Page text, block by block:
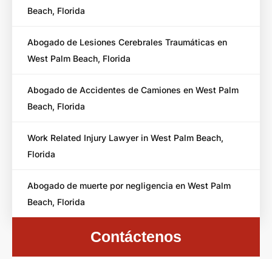
Beach, Florida
Abogado de Lesiones Cerebrales Traumáticas en
West Palm Beach, Florida
Abogado de Accidentes de Camiones en West Palm
Beach, Florida
Work Related Injury Lawyer in West Palm Beach,
Florida
Abogado de muerte por negligencia en West Palm
Beach, Florida
Contáctenos